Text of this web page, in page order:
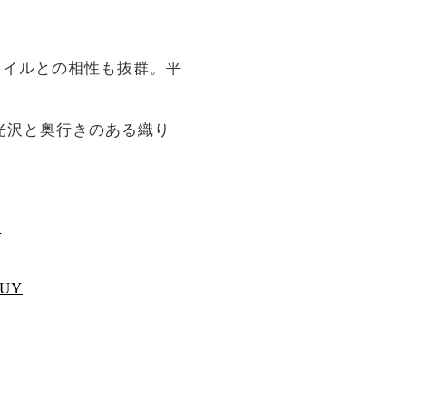
ルとの相性も抜群。平
と奥行きのある織り